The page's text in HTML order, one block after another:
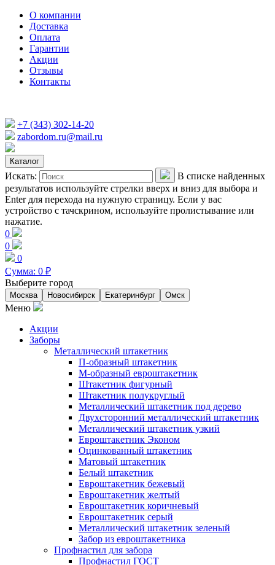
О компании
Доставка
Оплата
Гарантии
Акции
Отзывы
Контакты
+7 (343) 302-14-20
zabordom.ru@mail.ru
Каталог
Искать:
В списке найденных
результатов используйте стрелки вверх и вниз для выбора и
Enter для перехода на нужную страницу. Если у вас
устройство с тачскрином, используйте пролистывание или
нажатие.
0
0
0
Сумма: 0 ₽
Выберите город
Москва Новосибирск Екатеринбург Омск
Меню
Акции
Заборы
Металлический штакетник
П-образный штакетник
М-образный евроштакетник
Штакетник фигурный
Штакетник полукруглый
Металлический штакетник под дерево
Двухсторонний металлический штакетник
Металлический штакетник узкий
Евроштакетник Эконом
Оцинкованный штакетник
Матовый штакетник
Белый штакетник
Евроштакетник бежевый
Евроштакетник желтый
Евроштакетник коричневый
Евроштакетник серый
Металлический штакетник зеленый
Забор из евроштакетника
Профнастил для забора
Профнастил ГОСТ